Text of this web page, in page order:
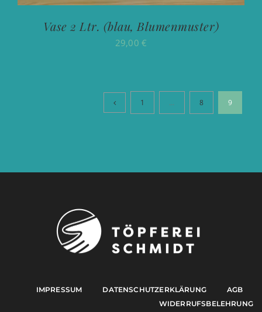
Vase 2 Ltr. (blau, Blumenmuster)
29,00€
1 … 8 9
IMPRESSUM DATENSCHUTZERKLÄRUNG
AGB
WIDERRUFSBELEHRUNG